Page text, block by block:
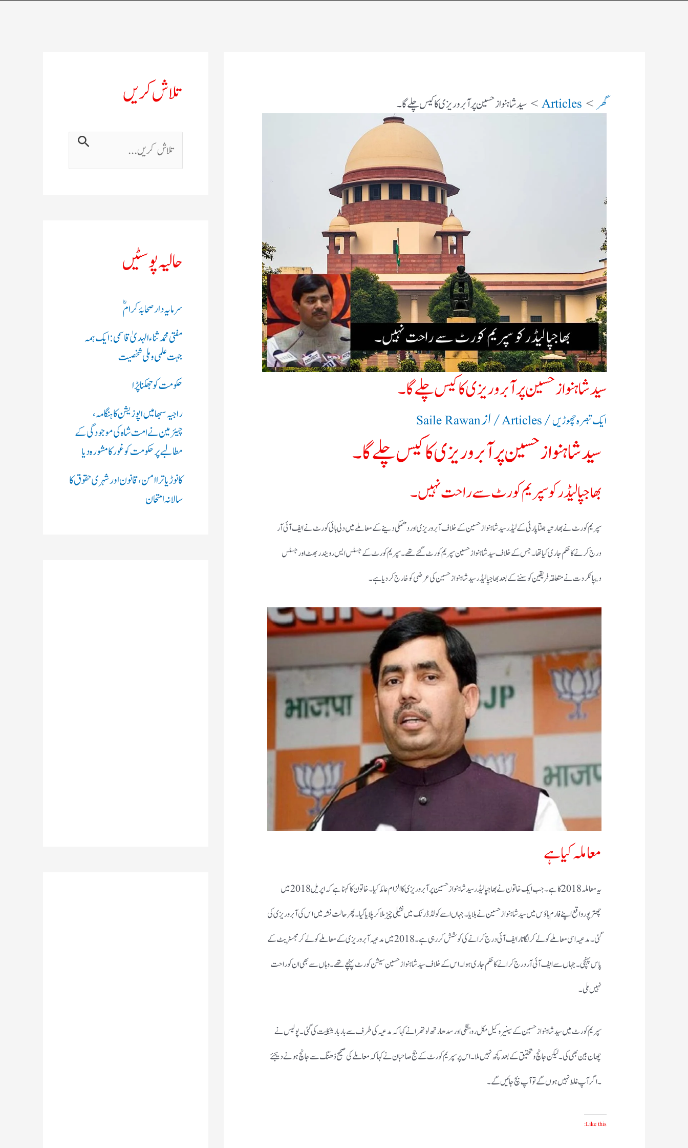
گھر Articles سید شاہنواز حسین پر آبروریزی کا کیس چلے گا۔​
سید شاہنواز حسین پر آبروریزی کا کیس چلے گا۔​
ایک تبصرہ چھوڑیں/
Articles/ ازSaile Rawan
سید شاہنواز حسین پر آبروریزی کا کیس چلے گا۔
بھاجپا لیڈرکو سپریم کورٹ سے راحت نہیں۔
سپریم کورٹ نے بھارتیہ جنتا پارٹی کے لیڈر سید شاہنواز حسین کے خلاف آبرو ریزی اور دھمکی دینے کے معاملے میں دلی ہائی کورٹ نے ایف آئی آر
درج کرنے کا حکم جاری کیا تھا۔ جس کے خلاف سید شاہنواز حسین سپریم کورٹ گئے تھے۔ سپریم کورٹ کے جسٹس ایس رویندر بھٹ اور جسٹس
دیپانکر دت نے متعلقہ فریقین کو سننے کے بعد بھاجپا لیڈر سید شاہنواز حسین کی عرضی کو خارج کردیا ہے۔
معاملہ کیا ہے
یہ معاملہ 2018 کا ہے۔ جب ایک خاتون نے بھاجپا لیڈر سید شاہنواز حسین پر آبرو ریزی کا الزام عائد کیا۔ خاتون کا کہنا ہے کہ اپریل 2018 میں
چھترپور واقع اپنے فارم ہاؤس میں سید شاہنواز حسین نے بلایا۔ جہاں اسے کولڈ ڈرنک میں نشیلی چیز ملا کر پلایا گیا۔ پھر حالت نشہ میں اس کی آبرو ریزی کی
گئی۔ مدعیہ اسی معاملے کو لے کر لگاتار ایف آئی درج کرانے کی کوشش کررہی ہے۔2018 میں مدعیہ آبروریزی کے معاملے کو لے کر مجسٹریٹ کے
پاس پہنچی ۔جہاں سے ایف آئی آر درج کرانے کا حکم جاری ہوا۔ اس کے خلاف سید شاہنواز حسین سیشن کورٹ پہنچے تھے۔ وہاں سے بھی ان کو راحت
نہیں ملی ۔
سپریم کورٹ میں سید شاہنواز حسین کے سینیر وکیل مکل روہتگی اور سدھارتھ لوتھرا نے کہا کہ مدعیہ کی طرف سے بار بار شکایت کی گئی۔ پولیس نے
چھان بین بھی کی۔ لیکن جانچ وتحقیق کے بعد کچھ نہیں ملا۔ اس پر سپریم کورٹ کے جج صاحبان نےکہا کہ معاملے کی صحیح ڈھنگ سے جانچ ہونے دیجئے
۔ اگر آپ غلط نہیں ہوں گے تو آپ بچ جائیں گے۔
Like this:
تلاش کریں
ت
ل
ر
ں
:
حالیہ پوسٹیں
سرمایہ دار صحابۂ کرامؓ
مفتی محمد ثناء الہدیٰ قاسمی: ایک ہمہ
جہت علمی و ملی شخصیت
حکومت کو جھکنا پڑا
راجیہ سبھا میں اپوزیشن کا ہنگامہ،
چیئرمین نے امت شاہ کی موجودگی کے
مطالبے پر حکومت کو غور کا مشورہ دیا
کانوڑ یاترا امن،قانون اور شہری حقوق کا
سالانہ امتحان